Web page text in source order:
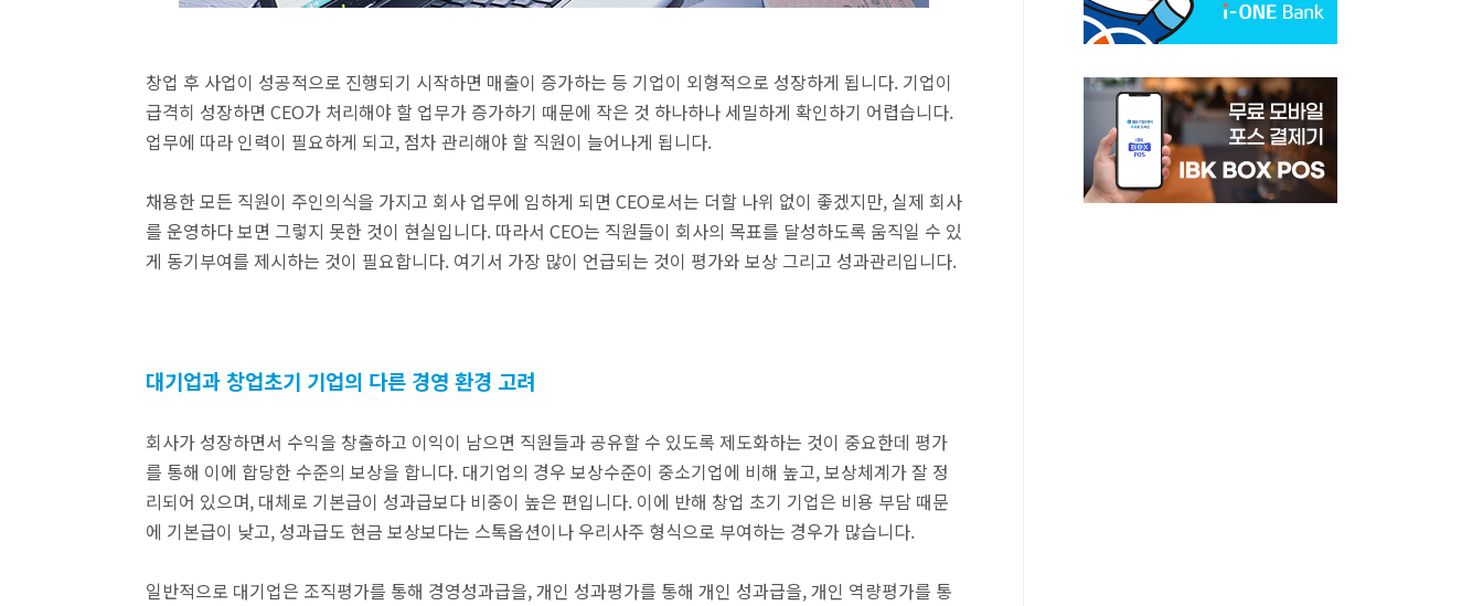
창업 후 사업이 성공적으로 진행되기 시작하면 매출이 증가하는 등 기업이 외형적으로 성장하게 됩니다. 기업이
급격히 성장하면 CEO가 처리해야 할 업무가 증가하기 때문에 작은 것 하나하나 세밀하게 확인하기 어렵습니다.
업무에 따라 인력이 필요하게 되고, 점차 관리해야 할 직원이 늘어나게 됩니다.
채용한 모든 직원이 주인의식을 가지고 회사 업무에 임하게 되면 CEO로서는 더할 나위 없이 좋겠지만, 실제 회사
를 운영하다 보면 그렇지 못한 것이 현실입니다. 따라서 CEO는 직원들이 회사의 목표를 달성하도록 움직일 수 있
게 동기부여를 제시하는 것이 필요합니다. 여기서 가장 많이 언급되는 것이 평가와 보상 그리고 성과관리입니다.
대기업과 창업초기 기업의 다른 경영 환경 고려
회사가 성장하면서 수익을 창출하고 이익이 남으면 직원들과 공유할 수 있도록 제도화하는 것이 중요한데 평가
를 통해 이에 합당한 수준의 보상을 합니다. 대기업의 경우 보상수준이 중소기업에 비해 높고, 보상체계가 잘 정
리되어 있으며, 대체로 기본급이 성과급보다 비중이 높은 편입니다. 이에 반해 창업 초기 기업은 비용 부담 때문
에 기본급이 낮고, 성과급도 현금 보상보다는 스톡옵션이나 우리사주 형식으로 부여하는 경우가 많습니다.
일반적으로 대기업은 조직평가를 통해 경영성과급을, 개인 성과평가를 통해 개인 성과급을, 개인 역량평가를 통